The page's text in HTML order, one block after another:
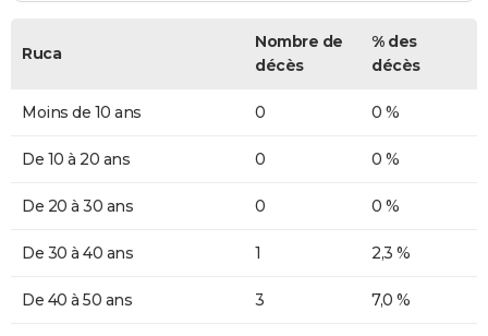
Ruca
Nombre de
décès
% des
décès
Moins de 10 ans 0 0 %
De 10 à 20 ans 0 0 %
De 20 à 30 ans 0 0 %
De 30 à 40 ans 1 2,3 %
De 40 à 50 ans 3 7,0 %